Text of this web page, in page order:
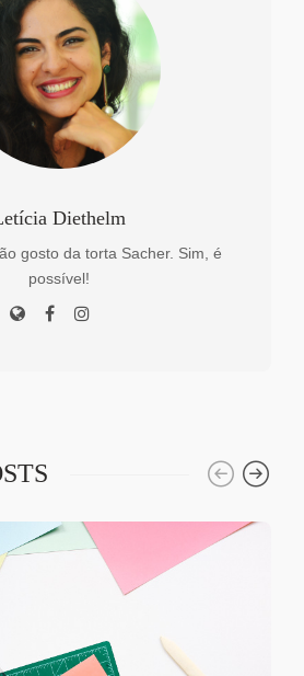
Diethelm
gosto da torta Sacher. Sim, é
possível!